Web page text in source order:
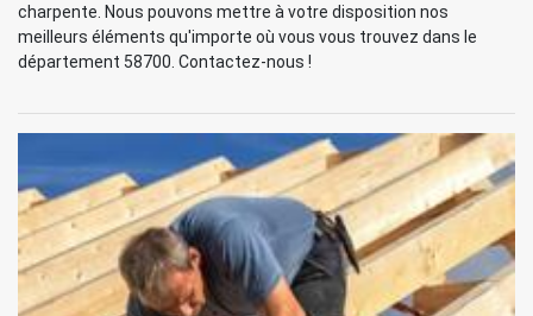
charpente. Nous pouvons mettre à votre disposition nos
meilleurs éléments qu'importe où vous vous trouvez dans le
département 58700. Contactez-nous !